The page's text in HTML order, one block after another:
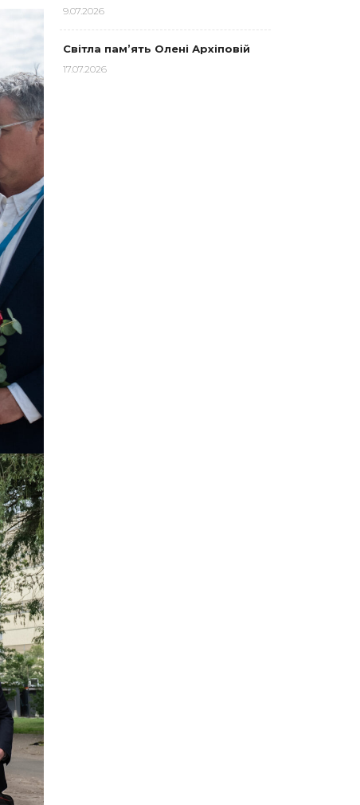
9.07.2026
Світла пам’ять Олені Архіповій
17.07.2026